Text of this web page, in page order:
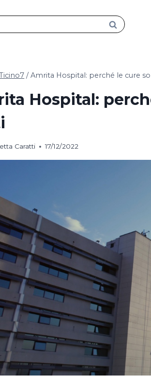
/ Amrita Hospital: perché le cure
Hospital:
Caratti 17/12/2022